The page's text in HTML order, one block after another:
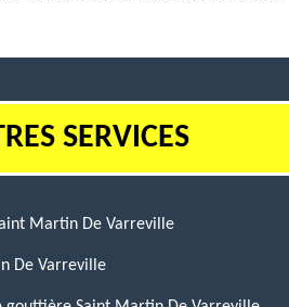
SERVICES
Martin De Varreville
De Varreville